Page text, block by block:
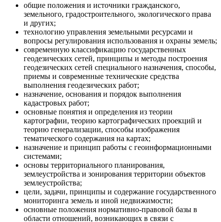
общие положения и источники гражданского,
земельного, градостроительного, экологического права
и других;
технологию управления земельными ресурсами и
вопросы регулирования использования и охраны земель;
современную классификацию государственных
геодезических сетей, принципы и методы построения
геодезических сетей специального назначения, способы,
приемы и современные технические средства
выполнения геодезических работ;
назначение, основания и порядок выполнения
кадастровых работ;
основные понятия и определения из теории
картографии, теорию картографических проекций и
теорию генерализации, способы изображения
тематического содержания на картах;
назначение и принцип работы с геоинформационными
системами;
основы территориального планирования,
землеустройства и зонирования территории объектов
землеустройства;
цели, задачи, принципы и содержание государственного
мониторинга земель и иной недвижимости;
основные положения нормативно-правовой базы в
области отношений, возникающих в связи с